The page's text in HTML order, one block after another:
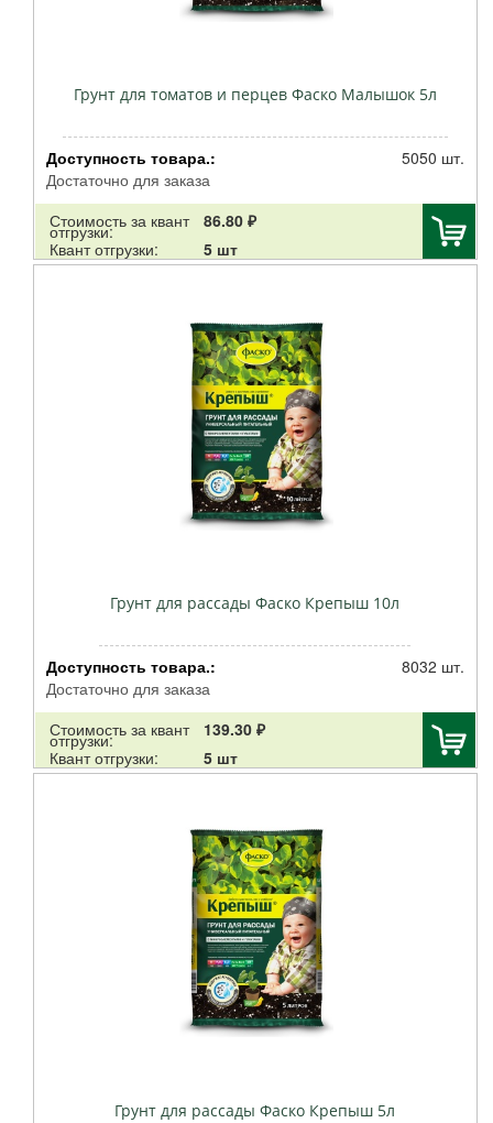
Грунт для томатов и перцев Фаско Малышок 5л
Доступность товара.:
Достаточно для заказа
5050 шт.
Стоимость за квант
отгрузки:
86.80 ₽
Квант отгрузки:
5 шт
Грунт для рассады Фаско Крепыш 10л
Доступность товара.:
Достаточно для заказа
8032 шт.
Стоимость за квант
отгрузки:
139.30 ₽
Квант отгрузки:
5 шт
Грунт для рассады Фаско Крепыш 5л